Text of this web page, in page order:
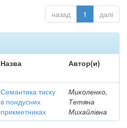
назад 1 далі
Назва Автор(и)
Семантика тиску
в пондусних
прикметниках
Миколенко,
Тетяна
Михайлівна